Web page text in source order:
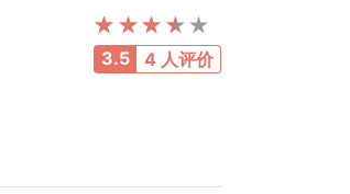
3.5 4 人评价